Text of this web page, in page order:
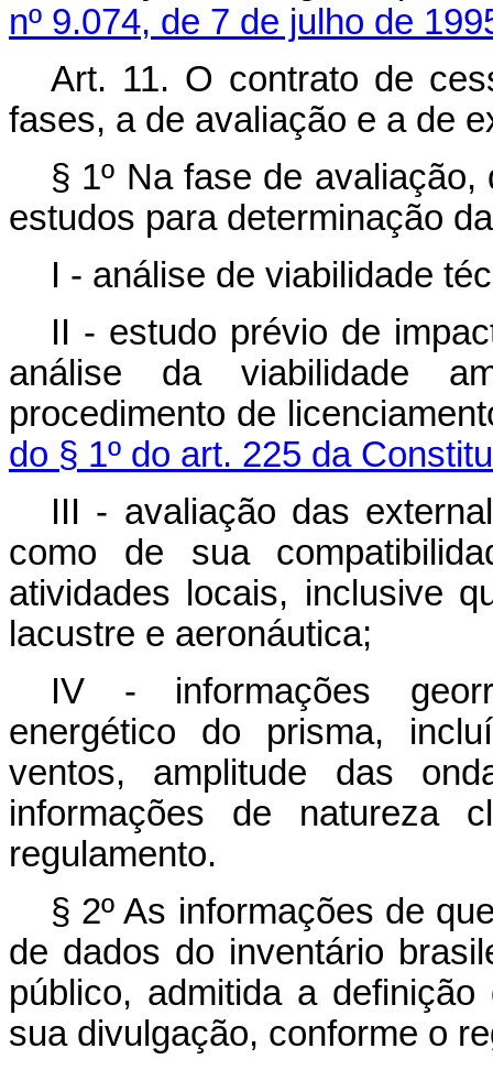
nº 9.074, de 7 de julho de
Art. 11. O contrato de
fases, a de avaliação e a de
§ 1º Na fase de
estudos para determinação
I - análise de viabilidade
II - estudo prévio de
análise da viabilidade
procedimento de
do § 1º do art. 225 da
III - avaliação das
como de sua
atividades locais, inclusive
lacustre e aeronáutica;
IV - informações
energético do prisma,
ventos, amplitude das
informações de natureza
regulamento.
§ 2º As informações de
de dados do inventário
público, admitida a
sua divulgação, conforme o